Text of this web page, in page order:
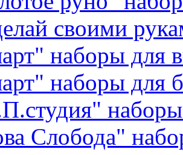
своими
наборы для
наборы для
Слобода"